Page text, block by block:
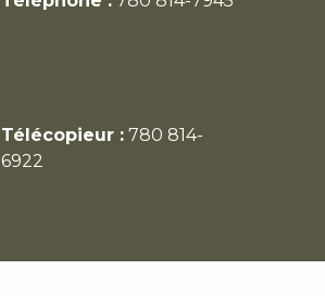
Télécopieur : 780 814-
6922